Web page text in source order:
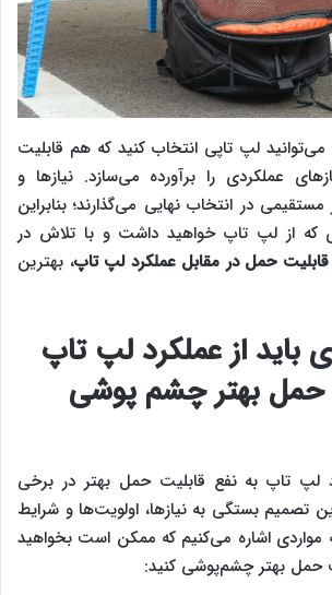
می‌توانید ‌‌‌لپ تاپی انتخاب کنید که هم قابلیت
عملکردی را برآورده می‌سازد. نیازها و
در انتخاب نهایی می‌گذارند؛ بنابراین
که از ‌‌‌لپ تاپ خواهید داشت و با تلاش در
قابلیت حمل در مقابل عملکرد لپ تاپ، بهترین
باید از عملکرد لپ تاپ
حمل بهتر چشم پوشی
‌‌‌لپ تاپ به نفع قابلیت حمل بهتر در برخی
تصمیم بستگی به نیازها، اولویت‌ها و شرایط
مواردی اشاره می‌کنیم که ممکن است بخواهید
حمل بهتر چشم‌پوشی کنید: